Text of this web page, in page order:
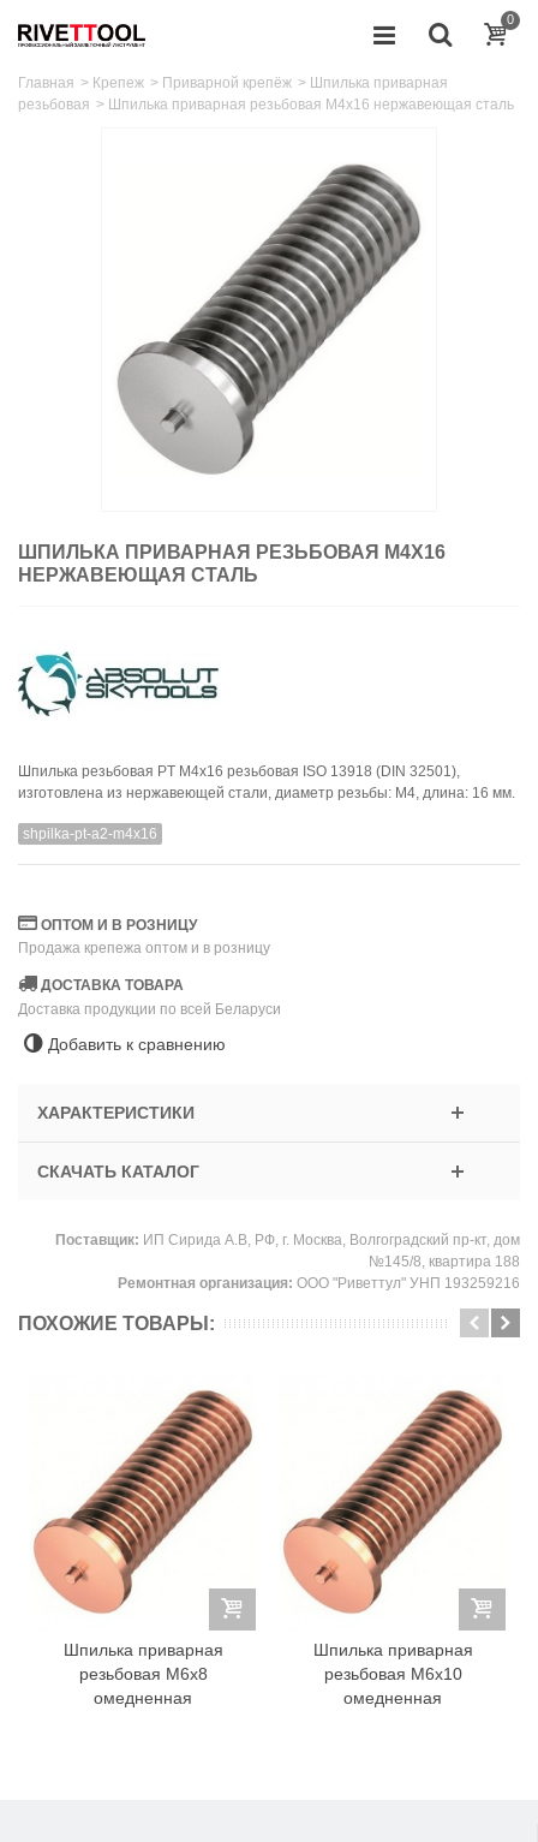
0
Главная > Крепеж > Приварной крепёж > Шпилька приварная
резьбовая > Шпилька приварная резьбовая M4x16 нержавеющая сталь
ШПИЛЬКА ПРИВАРНАЯ РЕЗЬБОВАЯ M4X16
НЕРЖАВЕЮЩАЯ СТАЛЬ
Шпилька резьбовая PT M4x16 резьбовая ISO 13918 (DIN 32501),
изготовлена из нержавеющей стали, диаметр резьбы: M4, длина: 16 мм.
shpilka-pt-a2-m4x16
ОПТОМ И В РОЗНИЦУ
Продажа крепежа оптом и в розницу
ДОСТАВКА ТОВАРА
Доставка продукции по всей Беларуси
Добавить к сравнению
ХАРАКТЕРИСТИКИ
СКАЧАТЬ КАТАЛОГ
Поставщик: ИП Сирида А.В, РФ, г. Москва, Волгоградский пр-кт, дом
№145/8, квартира 188
Ремонтная организация: ООО "Риветтул" УНП 193259216
ПОХОЖИЕ ТОВАРЫ:
Шпилька приварная
резьбовая M6x8
омедненная
Шпилька приварная
резьбовая M6x10
омедненная